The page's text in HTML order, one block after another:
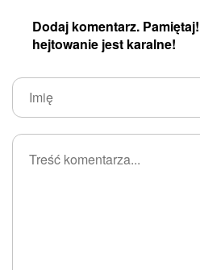
Dodaj komentarz.
hejtowanie jest karalne!